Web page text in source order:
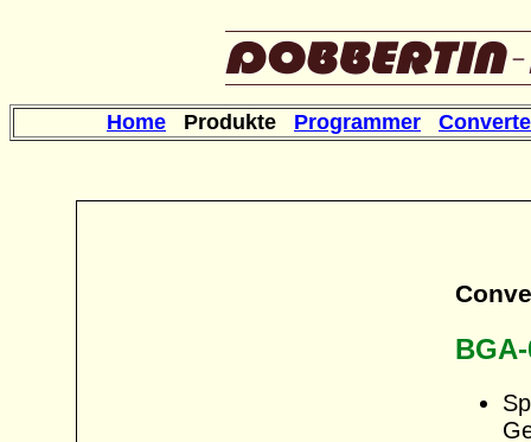
Home Produkte Programmer